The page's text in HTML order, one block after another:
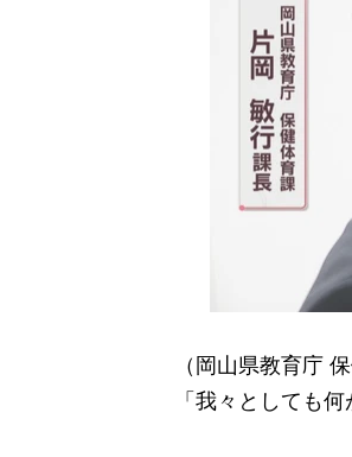
（岡山県教育庁
「我々としても